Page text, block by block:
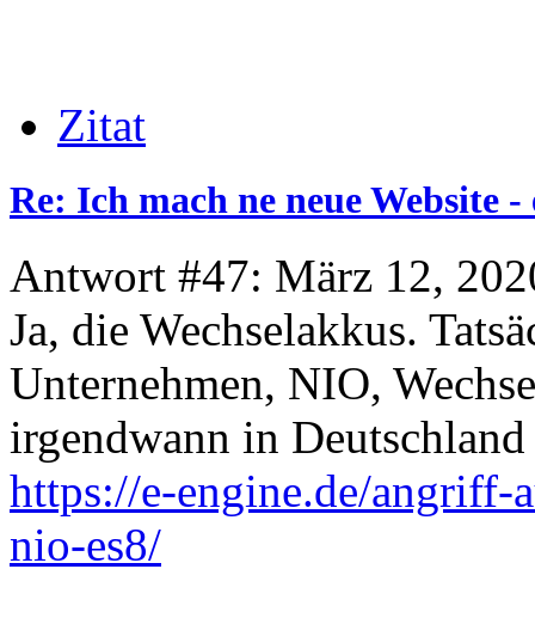
Zitat
Re: Ich mach ne neue Website -
Antwort #47: März 12,
Ja, die Wechselakkus.
Unternehmen, NIO,
irgendwann in Deutschland
https://e-engine.de/angriff-
nio-es8/